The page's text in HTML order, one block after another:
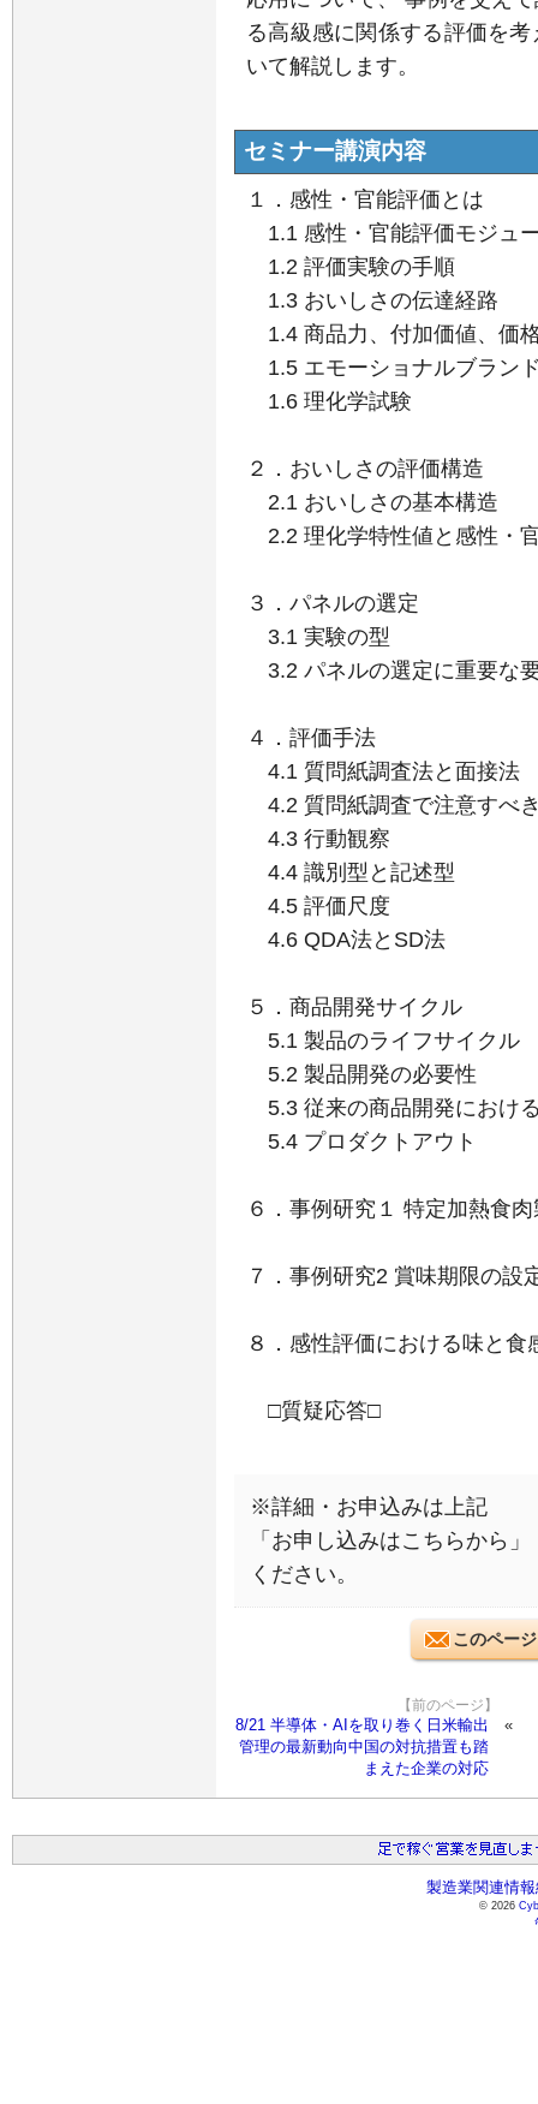
る高級感に関係する評価を
いて解説します。
セミナー講演内容
１．感性・官能評価とは
1.1 感性・官能評価モジ
1.2 評価実験の手順
1.3 おいしさの伝達経路
1.4 商品力、付加価値、
1.5 エモーショナルブラン
1.6 理化学試験
２．おいしさの評価構造
2.1 おいしさの基本構造
2.2 理化学特性値と感性・
３．パネルの選定
3.1 実験の型
3.2 パネルの選定に重要な
４．評価手法
4.1 質問紙調査法と面接法
4.2 質問紙調査で注意す
4.3 行動観察
4.4 識別型と記述型
4.5 評価尺度
4.6 QDA法とSD法
５．商品開発サイクル
5.1 製品のライフサイク
5.2 製品開発の必要性
5.3 従来の商品開発にお
5.4 プロダクトアウト
６．事例研究１ 特定加熱食
７．事例研究2 賞味期限の設
８．感性評価における味と
□質疑応答□
※詳細・お申込みは上記
「お申し込みはこちらから
ください。
このペー
【前のページ】
8/21 半導体・AIを取り巻く日米輸出
管理の最新動向中国の対抗措置も踏
まえた企業の対応
製造業関連情
© 2026